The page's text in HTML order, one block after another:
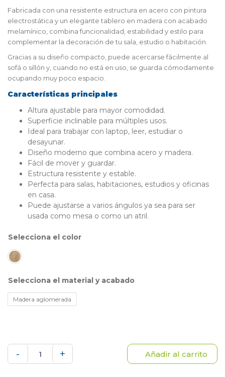
Fabricada con una resistente estructura en acero con pintura
electrostática y un elegante tablero en madera con acabado
melamínico, combina funcionalidad, estabilidad y estilo para
complementar la decoración de tu sala, estudio o habitación.
Gracias a su diseño compacto, puede acercarse fácilmente al
sofá o sillón y, cuando no está en uso, se guarda cómodamente
ocupando muy poco espacio.
Características principales
Altura ajustable para mayor comodidad.
Superficie inclinable para múltiples usos.
Ideal para trabajar con laptop, leer, estudiar o
desayunar.
Diseño moderno que combina acero y madera.
Fácil de mover y guardar.
Estructura resistente y estable.
Perfecta para salas, habitaciones, estudios y oficinas
en casa.
Puede ajustarse a varios ángulos ya sea para ser
usada como mesa o como un atril.
color
material y acabado
Madera aglomerada
-
Mesa
+ Añadir al carrito